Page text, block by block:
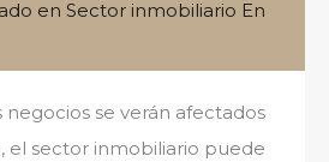
en Sector inmobiliario En
negocios se verán afectados
el sector inmobiliario puede